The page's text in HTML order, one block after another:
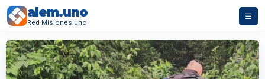
alem.uno
Red Misiones.uno
☰